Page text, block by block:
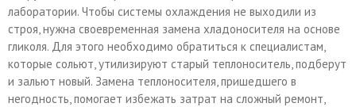
лаборатории. Чтобы системы охлаждения не выходили из
строя, нужна своевременная замена хладоносителя на основе
гликоля. Для этого необходимо обратиться к специалистам,
которые сольют, утилизируют старый теплоноситель, подберут
и зальют новый. Замена теплоносителя, пришедшего в
негодность, помогает избежать затрат на сложный ремонт,